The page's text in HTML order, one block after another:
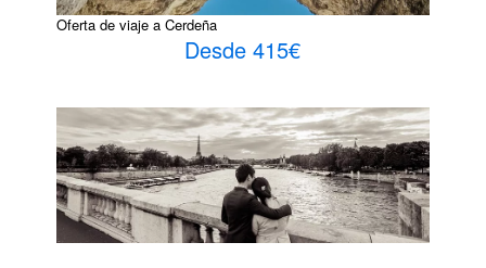
Oferta de viaje a Cerdeña
Desde 415€